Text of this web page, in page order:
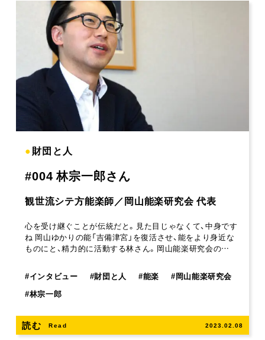
●財団と人
#004 林宗一郎さん
観世流シテ方能楽師／岡山能楽研究会 代表
心を受け継ぐことが伝統だと。見た目じゃなくて、中身です
ね 岡山ゆかりの能「吉備津宮」を復活させ、能をより身近な
ものにと、精力的に活動する林さん。岡山能楽研究会の…
#インタビュー #財団と人 #能楽 #岡山能楽研究会
#林宗一郎
読む Read 2023.02.08